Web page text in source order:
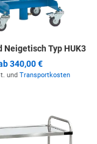
Neigetisch Typ HUK3
340,00 €
und Transportkosten